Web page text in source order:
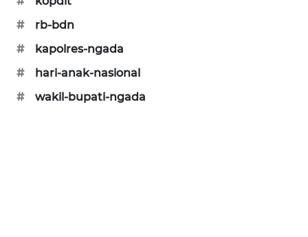
#
rb-bdn
#
kapolres-ngada
#
hari-anak-nasional
#
wakil-bupati-ngada
ANUGERAH
NEWS
ID